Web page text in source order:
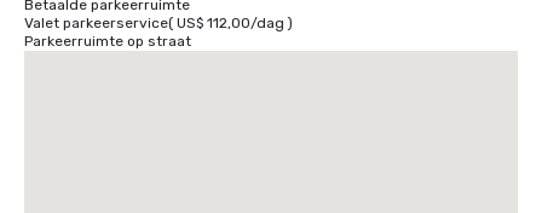
Betaalde parkeerruimte
Valet parkeerservice( US$ 112,00/dag )
Parkeerruimte op straat